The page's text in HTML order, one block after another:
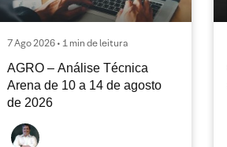
7 Ago 2026 • 1 min de leitura
AGRO – Análise Técnica
Arena de 10 a 14 de agosto
de 2026